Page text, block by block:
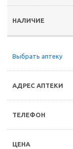
Выбрать аптеку